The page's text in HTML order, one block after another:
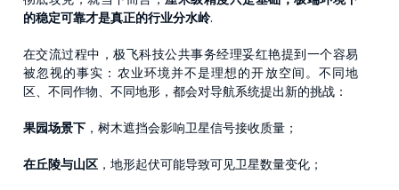
的稳定可靠才是真正的行业分水岭.
在交流过程中，极飞科技公共事务经理妥红艳提到一个容易
被忽视的事实：农业环境并不是理想的开放空间。不同地
区、不同作物、不同地形，都会对导航系统提出新的挑战：
果园场景下，树木遮挡会影响卫星信号接收质量；
在丘陵与山区，地形起伏可能导致可见卫星数量变化；